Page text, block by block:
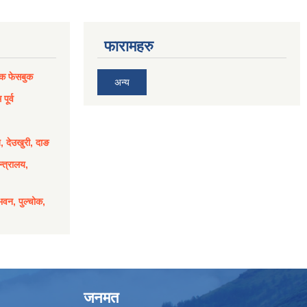
फेसबुक
देउखुरी, दाङ
पुल्चोक,
फारामहरु
अन्य
जनमत